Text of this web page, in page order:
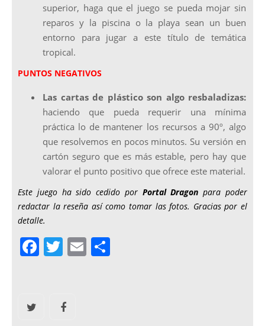
superior, haga que el juego se pueda mojar sin
reparos y la piscina o la playa sean un buen
entorno para jugar a este título de temática
tropical.
PUNTOS NEGATIVOS
Las cartas de plástico son algo resbaladizas:
haciendo que pueda requerir una mínima
práctica lo de mantener los recursos a 90º, algo
que resolvemos en pocos minutos. Su versión en
cartón seguro que es más estable, pero hay que
valorar el punto positivo que ofrece este material.
Este juego ha sido cedido por Portal Dragonpara poder
redactar la reseña así como tomar las fotos. Gracias por el
detalle.
F
T
er
E